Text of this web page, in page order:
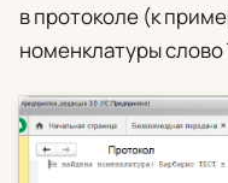
в протоколе (к
номенклатуры